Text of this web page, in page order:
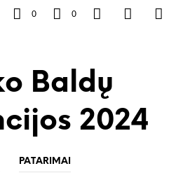
0 0
Baldų
2024
PATARIMAI